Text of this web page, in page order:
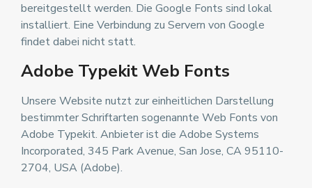
bereitgestellt werden. Die Google Fonts sind lokal
installiert. Eine Verbindung zu Servern von Google
findet dabei nicht statt.
Adobe Typekit Web Fonts
Unsere Website nutzt zur einheitlichen Darstellung
bestimmter Schriftarten sogenannte Web Fonts von
Adobe Typekit. Anbieter ist die Adobe Systems
Incorporated, 345 Park Avenue, San Jose, CA 95110-
2704, USA (Adobe).